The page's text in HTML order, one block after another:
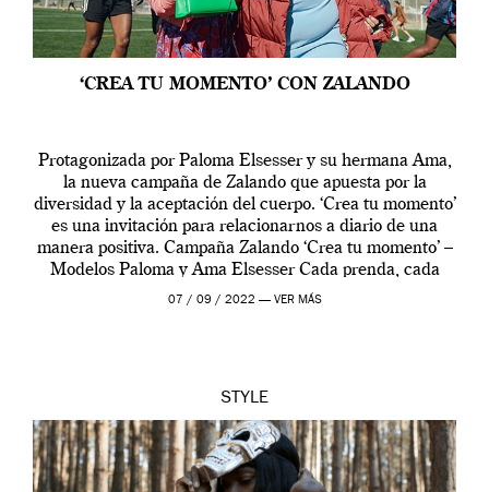
‘CREA TU MOMENTO’ CON ZALANDO
Protagonizada por Paloma Elsesser y su hermana Ama,
la nueva campaña de Zalando que apuesta por la
diversidad y la aceptación del cuerpo. ‘Crea tu momento’
es una invitación para relacionarnos a diario de una
manera positiva. Campaña Zalando ‘Crea tu momento’ –
Modelos Paloma y Ama Elsesser Cada prenda, cada
outfit, cada momento, caracteriza […]
07 / 09 / 2022 — VER MÁS
STYLE